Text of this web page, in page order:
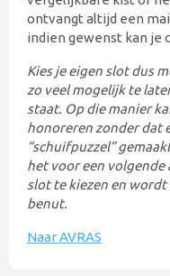
ontvangt altijd een
indien gewenst kan je
Kies je eigen slot dus
zo veel mogelijk te
staat. Op die manier
honoreren zonder dat
“schuifpuzzel”
het voor een volgende
slot te kiezen en
benut.
Naar AVRAS